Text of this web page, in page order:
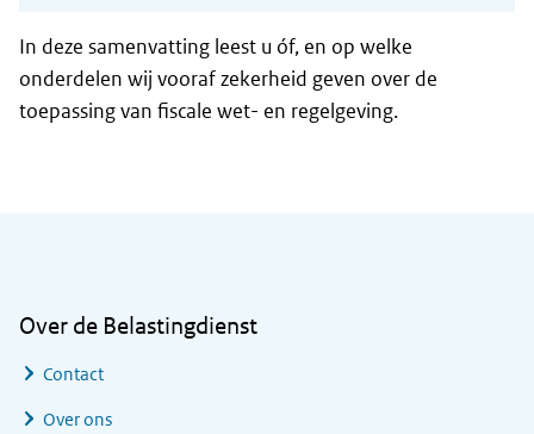
In deze samenvatting leest u óf, en op welke
onderdelen wij vooraf zekerheid geven over de
toepassing van fiscale wet- en regelgeving.
Over de Belastingdienst
Contact
Over ons